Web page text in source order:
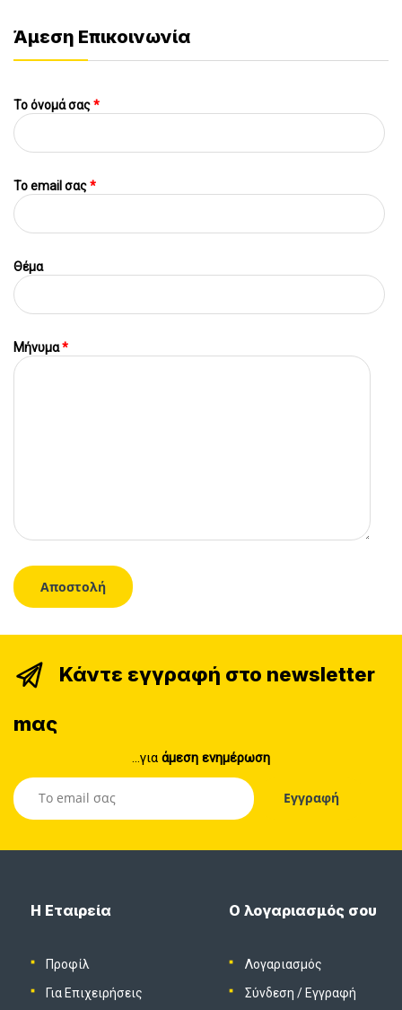
Άμεση Επικοινωνία
Το όνομά σας*
To email σας*
Θέμα
Μήνυμα*
Κάντε εγγραφή στο newsletter
mας
...για άμεση ενημέρωση
Η Εταιρεία
Προφίλ
Για Επιχειρήσεις
Ο λογαριασμός σου
Λογαριασμός
Σύνδεση / Εγγραφή